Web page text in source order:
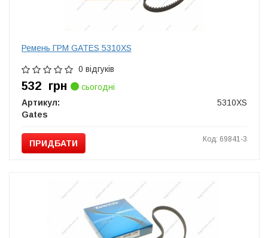
Ремень ГРМ GATES 5310XS
0 відгуків
532 грн
сьогодні
Артикул:
5310XS
Gates
ПРИДБАТИ Код: 69841-3